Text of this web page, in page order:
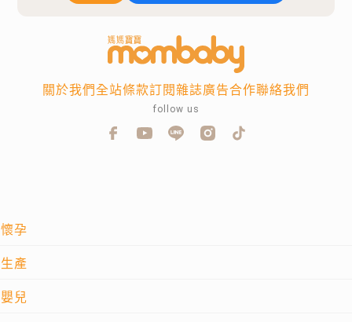
懷孕
生產
嬰兒
關於我們全站條款訂閱雜誌廣告合作聯絡我們
follow us